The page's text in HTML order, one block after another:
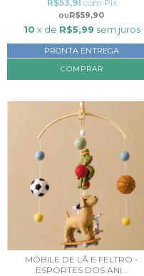
R$59,90
R$53,91 com Pix
10 x de R$5,99 sem juros
PRONTA ENTREGA
MÓBILE DE LÃ E FELTRO -
ESPORTES DOS ANI...